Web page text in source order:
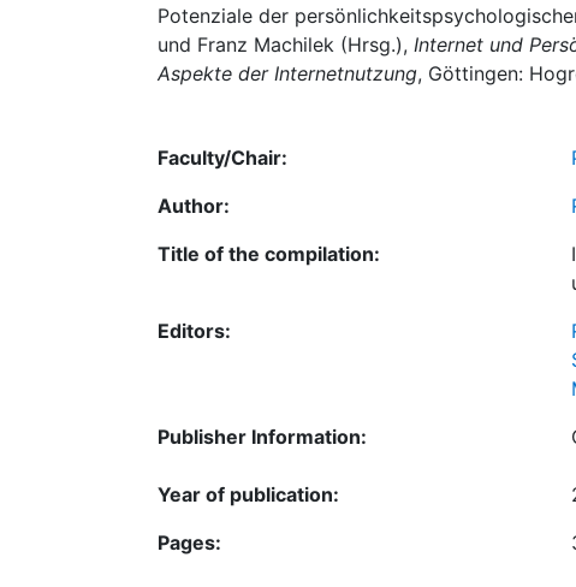
Potenziale der
und Franz Machilek (Hrsg.), Internet und
Aspekte der Internetnutzung, Göttingen:
Faculty/Chair:
Author:
Title of the compilation:
Editors:
Publisher Information:
Year of publication:
Pages: